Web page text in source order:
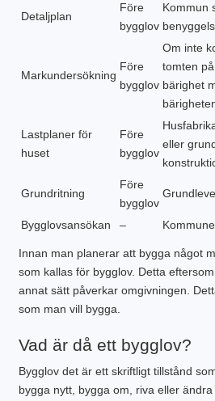
Detaljplan
Före
bygglov
Kommun
Markundersökning
Före
bygglov
Om inte
tomten
bärighet
Lastplaner för
huset
Före
bygglov
eller
Grundritning
Före
bygglov
Bygglovsansökan –
Innan man planerar att bygga något
som kallas för bygglov. Detta
annat sätt påverkar omgivningen.
som man vill bygga.
Vad är då ett bygglov?
Bygglov det är ett skriftligt tillstånd
bygga nytt, bygga om, riva eller